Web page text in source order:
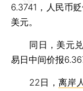
6.3741，人民币
美元。
同日，美元兑
易日中间价报
22日， 离岸